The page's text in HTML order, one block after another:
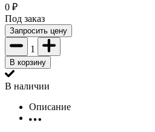
0 ₽
Под заказ
Запросить цену
1
В корзину
В наличии
Описание